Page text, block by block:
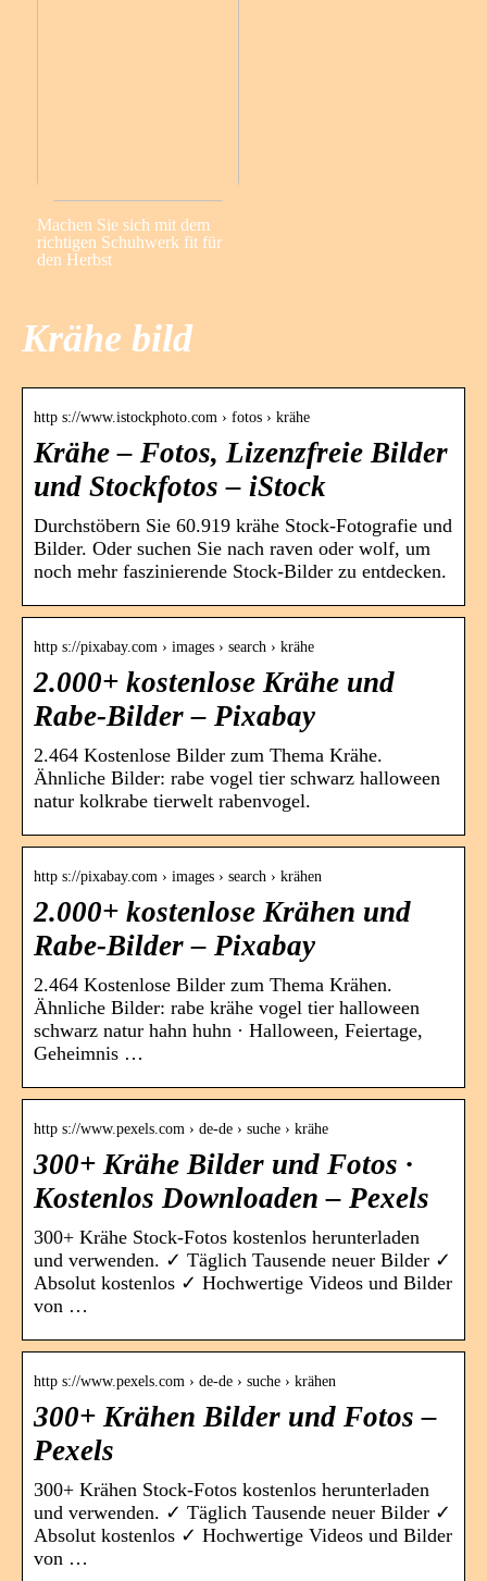
Machen Sie sich mit dem
richtigen Schuhwerk fit für
den Herbst
Krähe bild
http s://www.istockphoto.com › fotos › krähe
Krähe – Fotos, Lizenzfreie Bilder
und Stockfotos – iStock
Durchstöbern Sie 60.919 krähe Stock-Fotografie und
Bilder. Oder suchen Sie nach raven oder wolf, um
noch mehr faszinierende Stock-Bilder zu entdecken.
http s://pixabay.com › images › search › krähe
2.000+ kostenlose Krähe und
Rabe-Bilder – Pixabay
2.464 Kostenlose Bilder zum Thema Krähe.
Ähnliche Bilder: rabe vogel tier schwarz halloween
natur kolkrabe tierwelt rabenvogel.
http s://pixabay.com › images › search › krähen
2.000+ kostenlose Krähen und
Rabe-Bilder – Pixabay
2.464 Kostenlose Bilder zum Thema Krähen.
Ähnliche Bilder: rabe krähe vogel tier halloween
schwarz natur hahn huhn · Halloween, Feiertage,
Geheimnis …
http s://www.pexels.com › de-de › suche › krähe
300+ Krähe Bilder und Fotos ·
Kostenlos Downloaden – Pexels
300+ Krähe Stock-Fotos kostenlos herunterladen
und verwenden. ✓ Täglich Tausende neuer Bilder ✓
Absolut kostenlos ✓ Hochwertige Videos und Bilder
von …
http s://www.pexels.com › de-de › suche › krähen
300+ Krähen Bilder und Fotos –
Pexels
300+ Krähen Stock-Fotos kostenlos herunterladen
und verwenden. ✓ Täglich Tausende neuer Bilder ✓
Absolut kostenlos ✓ Hochwertige Videos und Bilder
von …